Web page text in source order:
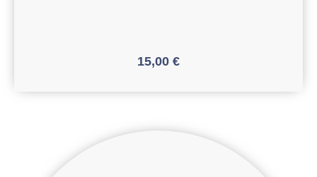
15,00 €